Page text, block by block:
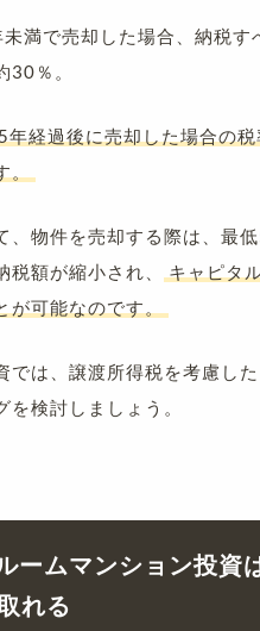
満で売却した場合、納税す
30％。
5年経過後に売却した場合の
、物件を売却する際は、最
税額が縮小され、
キャピタ
が可能なのです。
では、譲渡所得税を考慮し
を検討しましょう。
ームマンション投資
れる